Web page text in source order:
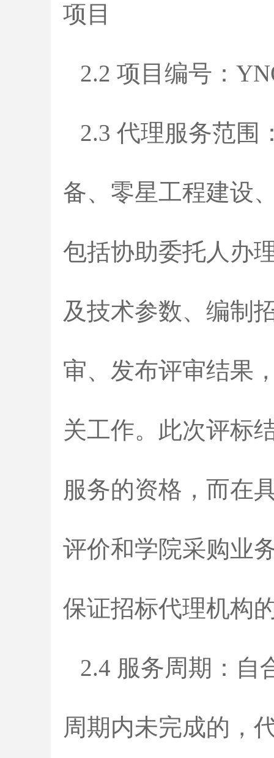
项目
2.2 项目编号：
2.3 代理服务范围
备、零星工程建设
包括协助委托人办
及技术参数、编制
审、发布评审结果
关工作。此次评标
服务的资格，而在
评价和学院采购业
保证招标代理机构
2.4 服务周期：自
周期内未完成的，